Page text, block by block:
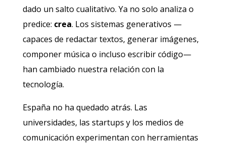
dado un salto cualitativo. Ya no solo analiza o
predice: crea. Los sistemas generativos —
capaces de redactar textos, generar imágenes,
componer música o incluso escribir código—
han cambiado nuestra relación con la
tecnología.
España no ha quedado atrás. Las
universidades, las startups y los medios de
comunicación experimentan con herramientas